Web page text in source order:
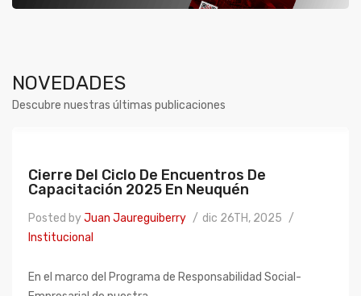
NOVEDADES
Descubre nuestras últimas publicaciones
Cierre Del Ciclo De Encuentros De
Capacitación 2025 En Neuquén
Posted byJuan Jaureguiberry
dic 26TH, 2025
Institucional
En el marco del Programa de Responsabilidad Social-